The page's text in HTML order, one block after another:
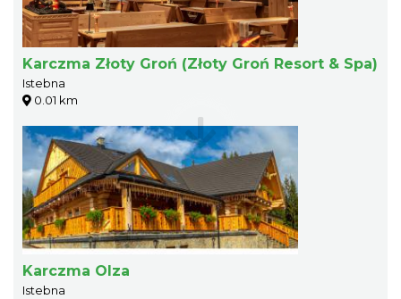
Karczma Złoty Groń (Złoty Groń Resort & Spa)
Istebna
0.01 km
Karczma Olza
Istebna